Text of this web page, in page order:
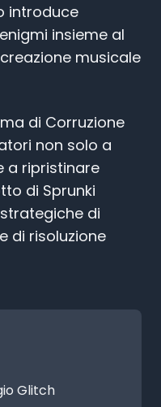
introduce
insieme al
musicale
di Corruzione
non solo a
a ripristinare
di Sprunki
di
di risoluzione
Glitch